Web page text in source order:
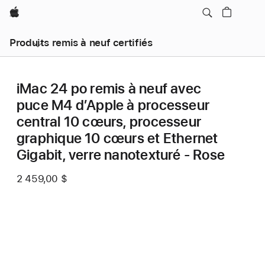
Apple
Produits remis à neuf certifiés
iMac 24 po remis à neuf avec
puce M4 d’Apple à processeur
central 10 cœurs, processeur
graphique 10 cœurs et Ethernet
Gigabit, verre nanotexturé - Rose
2 459,00 $